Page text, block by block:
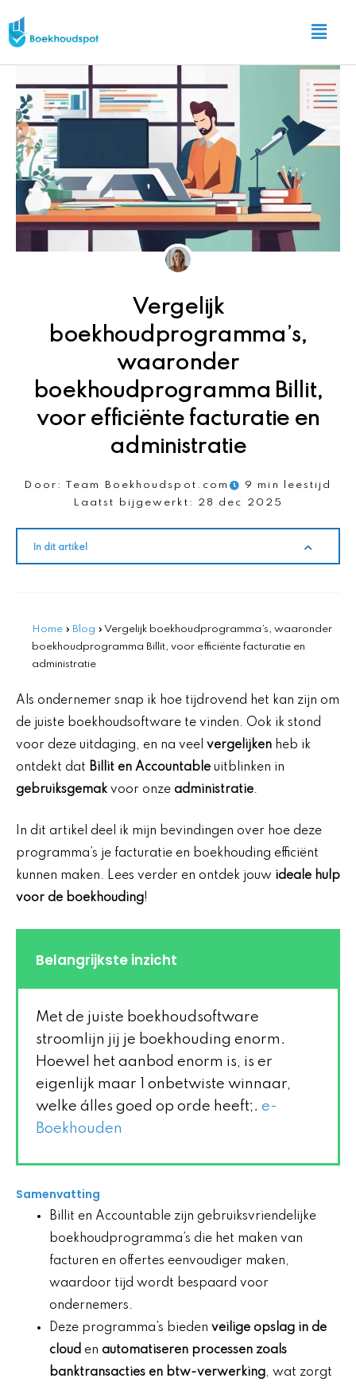
naar
de
Main
Menu
Vergelijk
boekhoudprogramma’s,
waaronder
boekhoudprogramma Billit,
voor efficiënte facturatie en
administratie
Door: Team Boekhoudspot.com
9 min leestijd
Laatst bijgewerkt:
28 dec 2025
In dit artikel
Home » Blog » Vergelijk boekhoudprogramma’s, waaronder
boekhoudprogramma Billit, voor efficiënte facturatie en
administratie
Als ondernemer snap ik hoe tijdrovend het kan zijn om
de juiste boekhoudsoftware te vinden. Ook ik stond
voor deze uitdaging, en na veel vergelijken heb ik
ontdekt dat Billit en Accountable uitblinken in
gebruiksgemak voor onze administratie.
In dit artikel deel ik mijn bevindingen over hoe deze
programma’s je facturatie en boekhouding efficiënt
kunnen maken. Lees verder en ontdek jouw ideale hulp
voor de boekhouding!
Belangrijkste inzicht
Met de juiste boekhoudsoftware
stroomlijn jij je boekhouding enorm.
Hoewel het aanbod enorm is, is er
eigenlijk maar 1 onbetwiste winnaar,
welke álles goed op orde heeft;. e-
Boekhouden
Samenvatting
Billit en Accountable zijn gebruiksvriendelijke
boekhoudprogramma’s die het maken van
facturen en offertes eenvoudiger maken,
waardoor tijd wordt bespaard voor
ondernemers.
Deze programma’s bieden veilige opslag in de
cloud en automatiseren processen zoals
banktransacties en btw-verwerking, wat zorgt